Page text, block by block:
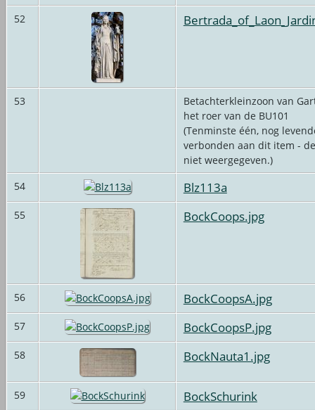
52
53
Betachterkleinzoon van
het roer van de BU101
(Tenminste één, nog
verbonden aan dit item -
niet weergegeven.)
54
Blz113a
55 BockCoops.jpg
56 BockCoopsA.jpg
57 BockCoopsP.jpg
58 BockNauta1.jpg
59 BockSchurink